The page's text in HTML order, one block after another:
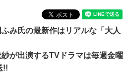
み氏の最新作はリアルな「大人
が出演するTVドラマは毎週金曜
!!